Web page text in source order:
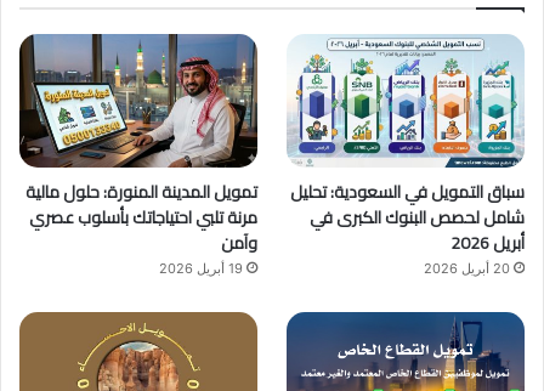
ك
T
u
b
e
ق
ر
ا
م
سباق التمويل في السعودية: تحليل
شامل لحصص البنوك الكبرى في
أبريل 2026
20 أبريل 2026
تمويل المدينة المنورة: حلول مالية
مرنة تلبي احتياجاتك بأسلوب عصري
وآمن
19 أبريل 2026